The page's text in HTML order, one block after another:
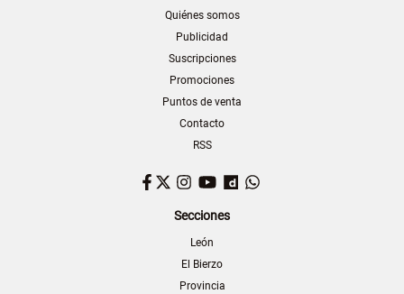
Quiénes somos
Publicidad
Suscripciones
Promociones
Puntos de venta
Contacto
RSS
Facebook
TwitterInstagram
YouTubeDailymotion
Secciones
León
El Bierzo
Provincia